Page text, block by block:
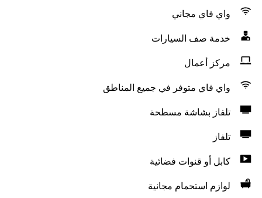
واي فاي مجاني
خدمة صف السيارات
مركز أعمال
واي فاي متوفر في جميع المناطق
تلفاز بشاشة مسطحة
تلفاز
كابل أو قنوات فضائية
لوازم استحمام مجانية